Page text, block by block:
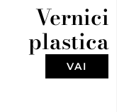
Vernici
plastica
VAI